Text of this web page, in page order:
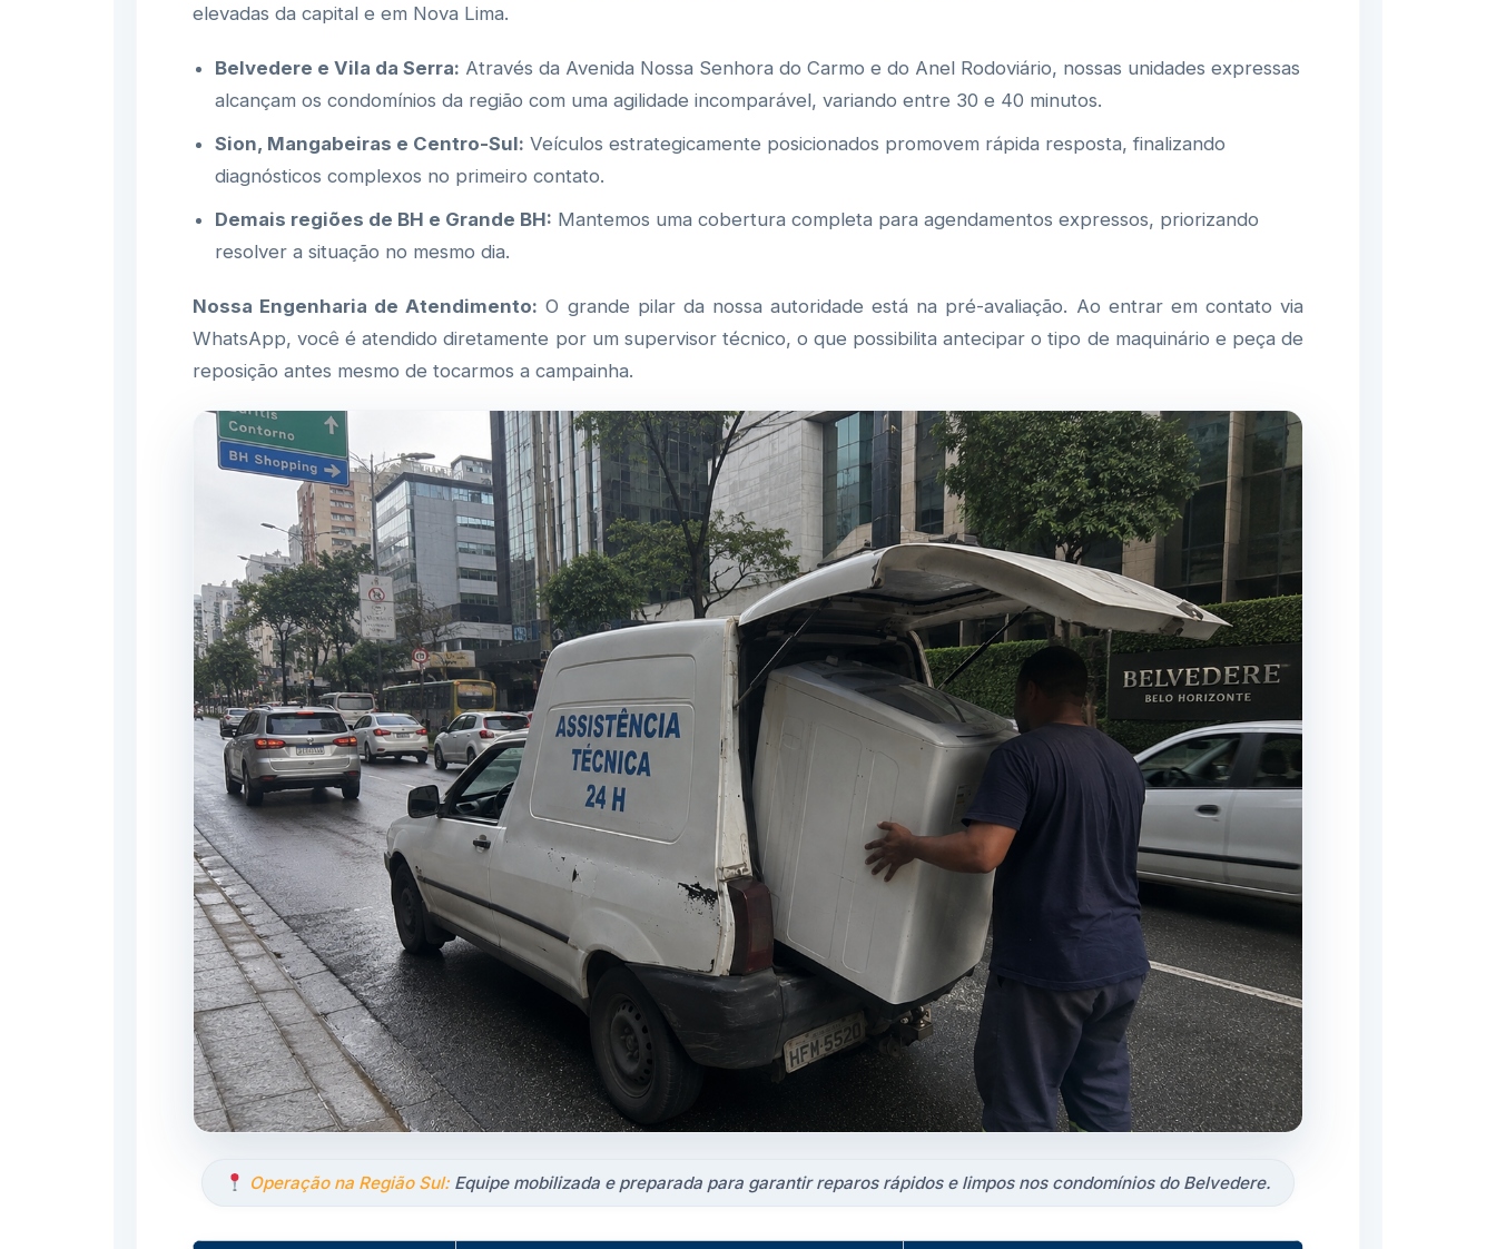
elevadas da capital e em Nova Lima.
Belvedere e Vila da Serra: Através da Avenida Nossa Senhora do Carmo e do Anel Rodoviário, nossas unidades expressas
alcançam os condomínios da região com uma agilidade incomparável, variando entre 30 e 40 minutos.
Sion, Mangabeiras e Centro-Sul: Veículos estrategicamente posicionados promovem rápida resposta, finalizando
diagnósticos complexos no primeiro contato.
Demais regiões de BH e Grande BH: Mantemos uma cobertura completa para agendamentos expressos, priorizando
resolver a situação no mesmo dia.
Nossa Engenharia de Atendimento: O grande pilar da nossa autoridade está na pré-avaliação. Ao entrar em contato via
WhatsApp, você é atendido diretamente por um supervisor técnico, o que possibilita antecipar o tipo de maquinário e peça de
reposição antes mesmo de tocarmos a campainha.
Operação na Região Sul:Equipe mobilizada e preparada para garantir reparos rápidos e limpos nos condomínios do Belvedere.